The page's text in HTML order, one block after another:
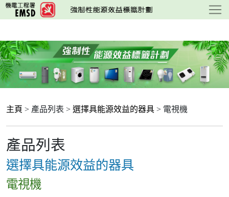
跳
至
要
內
容
主頁 > 產品列表 > 選擇具能源效益的器具 > 電視機
產品列表
選擇具能源效益的器具
電視機